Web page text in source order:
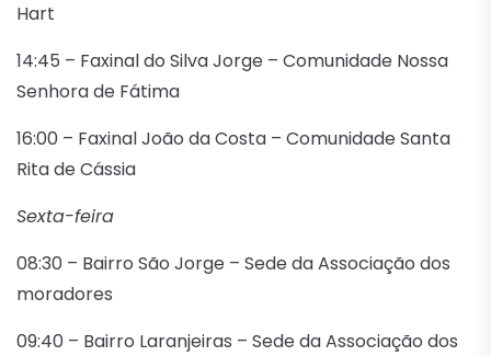
Hart
14:45 – Faxinal do Silva Jorge – Comunidade Nossa
Senhora de Fátima
16:00 – Faxinal João da Costa – Comunidade Santa
Rita de Cássia
Sexta-feira
08:30 – Bairro São Jorge – Sede da Associação dos
moradores
09:40 – Bairro Laranjeiras – Sede da Associação dos